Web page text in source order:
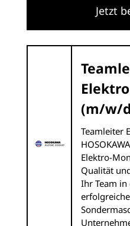
Jetzt
(m/w/
Teamleiter
Elektro-
Qualität
Ihr Team